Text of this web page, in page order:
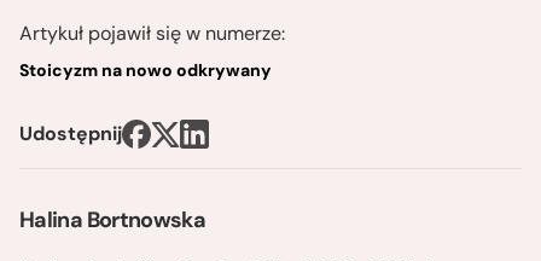
Halina Bortnowska
Artykuł pojawił się w numerze:
Stoicyzm na nowo odkrywany
Udostępnij